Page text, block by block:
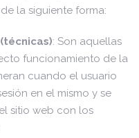
la siguiente forma:
: Son aquellas
funcionamiento de la
cuando el usuario
en el mismo y se
sitio web con los